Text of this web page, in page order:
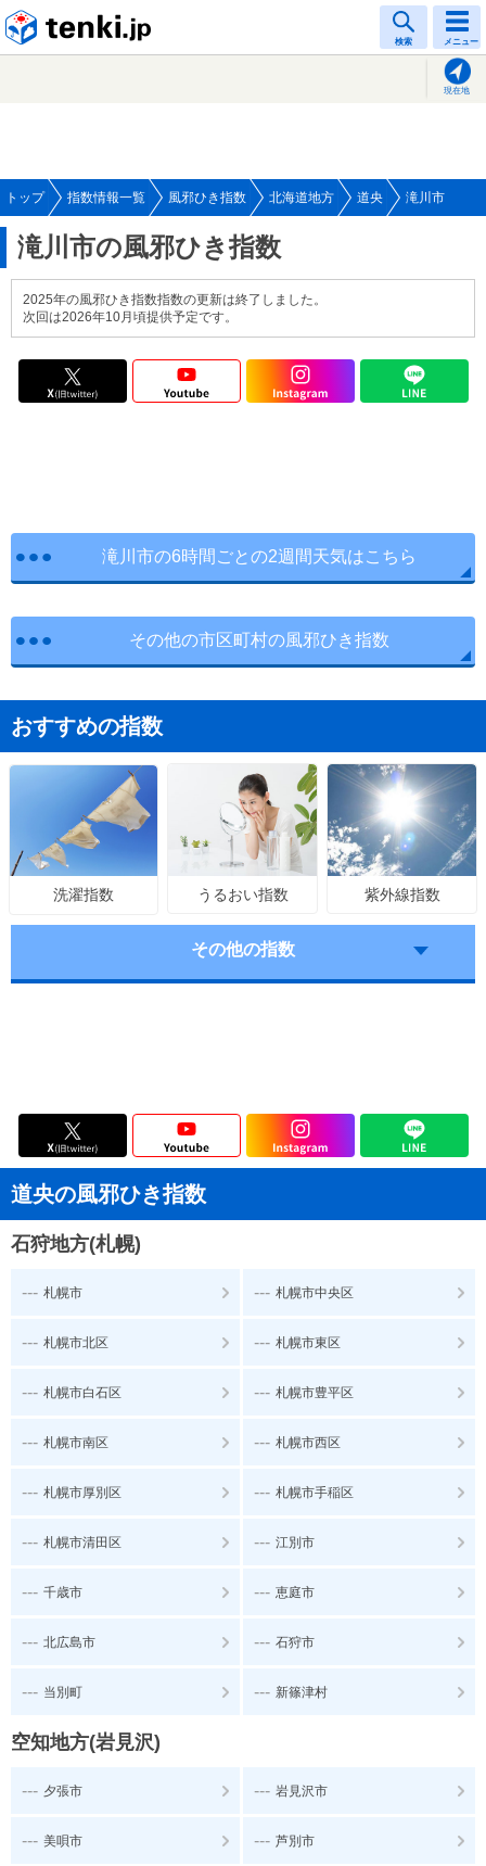
検索 メニュー
現在地
トップ 指数情報一覧 風邪ひき指数 北海道地方 道央 滝川市
滝川市の風邪ひき指数
2025年の風邪ひき指数指数の更新は終了しました。
次回は2026年10月頃提供予定です。
滝川市の6時間ごとの2週間天気はこちら
その他の市区町村の風邪ひき指数
おすすめの指数
洗濯指数 うるおい指数 紫外線指数
その他の指数
道央の風邪ひき指数
石狩地方(札幌)
--- 札幌市 --- 札幌市中央区
--- 札幌市北区 --- 札幌市東区
--- 札幌市白石区 --- 札幌市豊平区
--- 札幌市南区 --- 札幌市西区
--- 札幌市厚別区 --- 札幌市手稲区
--- 札幌市清田区 --- 江別市
--- 千歳市 --- 恵庭市
--- 北広島市 --- 石狩市
--- 当別町 --- 新篠津村
空知地方(岩見沢)
--- 夕張市 --- 岩見沢市
--- 美唄市 --- 芦別市